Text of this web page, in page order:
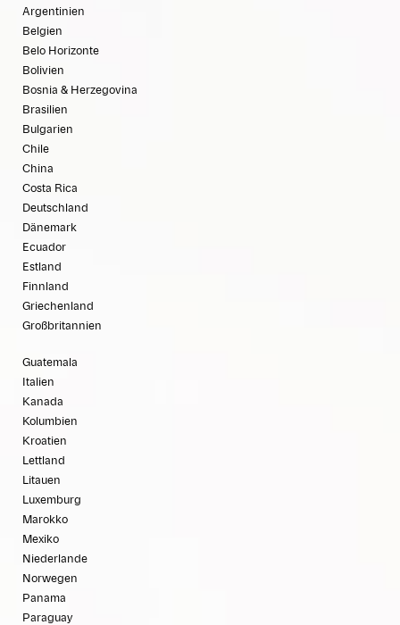
Argentinien
Belgien
Belo Horizonte
Bolivien
Bosnia & Herzegovina
Brasilien
Bulgarien
Chile
China
Costa Rica
Deutschland
Dänemark
Ecuador
Estland
Finnland
Griechenland
Großbritannien
Guatemala
Italien
Kanada
Kolumbien
Kroatien
Lettland
Litauen
Luxemburg
Marokko
Mexiko
Niederlande
Norwegen
Panama
Paraguay